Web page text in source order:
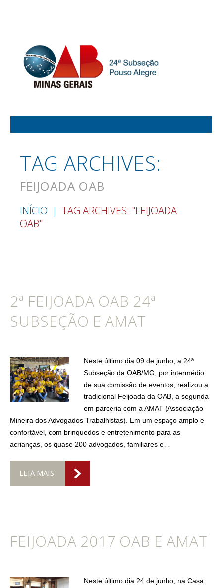
TAG ARCHIVES:
FEIJOADA OAB
INÍCIO
TAG ARCHIVES: "FEIJOADA
OAB"
2ª FEIJOADA OAB 24ª
SUBSEÇÃO E AMAT
Neste último dia 09 de junho, a 24ª
Subseção da OAB/MG, por intermédio
de sua comissão de eventos, realizou a
tradicional Feijoada da OAB, a segunda
em parceria com a AMAT (Associação
Mineira dos Advogados Trabalhistas). Em um espaço amplo e
confortável, com brinquedos e entretenimento para as
acrianças, os quase 200 advogados, familiares e…
LEIA MAIS
FEIJOADA 2017 OAB E AMAT
Neste último dia 24 de junho, na Casa